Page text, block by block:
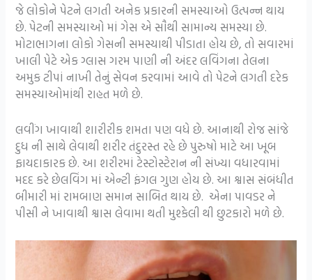
જે લોકોને પેટને લગતી અનેક પ્રકારની સમસ્યાઓ ઉત્પન્ન થાય
છે. પેટની સમસ્યાઓ માં ગેસ એ સૌથી સામાન્ય સમસ્યા છે.
મોટાભાગના લોકો ગેસની સમસ્યાથી પીડાતા હોય છે, તો સવારમાં
ખાલી પેટે એક ગ્લાસ ગરમ પાણી ની અંદર લવિંગના તેલના
અમુક ટીપાં નાખી તેનું સેવન કરવામાં આવે તો પેટને લગતી દરેક
સમસ્યાઓમાંથી રાહત મળે છે.
લવીંગ ખાવાથી શારીરીક શમતા પણ વધે છે. આનાથી રોજ સાંજે
દુધ ની સાથે લેવાથી શરીર તંદુરસ્ત રહે છે પુરુષો માટે આ ખૂબ
ફાયદાકારક છે. આ શરીરમાં ટેસ્ટોસ્ટેરાન ની સંખ્યા વધારવામાં
મદદ કરે છેલવિંગ માં એન્ટી ફંગલ ગુણ હોય છે. આ શ્વાસ સંબંધીત
બીમારી માં રામબાણ સમાન સાબિત થાય છે. એના પાવડર ને
પીસી ને ખાવાથી શ્વાસ લેવામા થતી મુશ્કેલી થી છુટકારો મળે છે.